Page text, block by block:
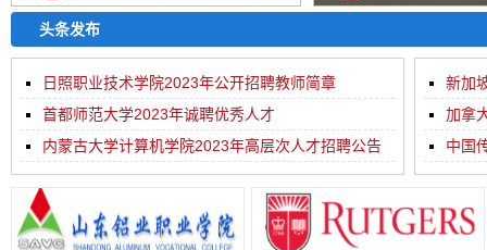
头条发布
日照职业技术学院2023年公开招聘教师简章
首都师范大学2023年诚聘优秀人才
内蒙古大学计算机学院2023年高层次人才招聘公告
新加
加拿
及摄...
中国